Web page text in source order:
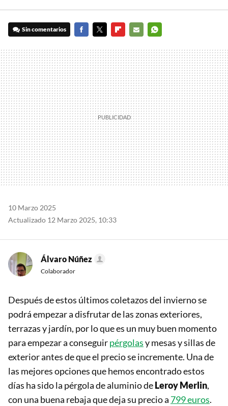
Sin comentarios
MAIL
10 Marzo 2025
Actualizado 12 Marzo 2025, 10:33
Álvaro Núñez
Colaborador
Después de estos últimos coletazos del invierno se
podrá empezar a disfrutar de las zonas exteriores,
terrazas y jardín, por lo que es un muy buen momento
para empezar a conseguirpérgolasy mesas y sillas de
exterior antes de que el precio se incremente. Una de
las mejores opciones que hemos encontrado estos
días ha sido la pérgola de aluminio deLeroy Merlin,
con una buena rebaja que deja su precio a 799 euros.